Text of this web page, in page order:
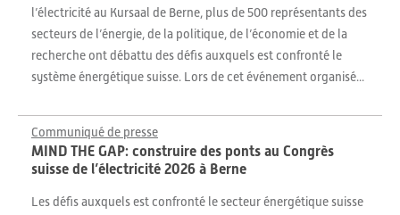
l’électricité au Kursaal de Berne, plus de 500 représentants des
secteurs de l’énergie, de la politique, de l’économie et de la
recherche ont débattu des défis auxquels est confronté le
système énergétique suisse. Lors de cet événement organisé...
Communiqué de presse
MIND THE GAP: construire des ponts au Congrès
suisse de l’électricité 2026 à Berne
Les défis auxquels est confronté le secteur énergétique suisse